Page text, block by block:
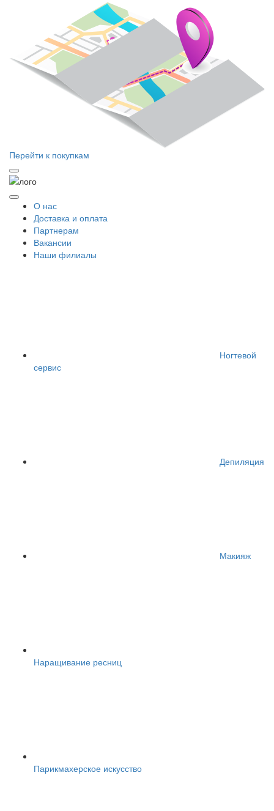
Перейти к покупкам
О нас
Доставка и оплата
Партнерам
Вакансии
Наши филиалы
Ногтевой
сервис
Депиляция
Макияж
Наращивание ресниц
Парикмахерское искусство